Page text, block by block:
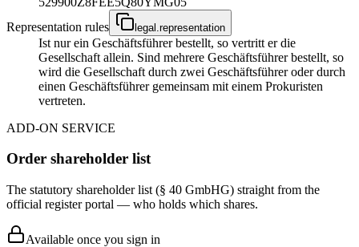
Representation rules
legal.representation
Ist nur ein Geschäftsführer bestellt, so vertritt er die
Gesellschaft allein. Sind mehrere Geschäftsführer bestellt, so
wird die Gesellschaft durch zwei Geschäftsführer oder durch
einen Geschäftsführer gemeinsam mit einem Prokuristen
vertreten.
ADD-ON SERVICE
Order shareholder list
The statutory shareholder list (§ 40 GmbHG) straight from the
official register portal — who holds which shares.
Available once you sign in